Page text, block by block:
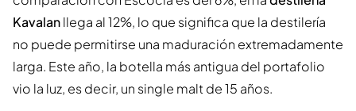
Kavalanllega al 12%, lo que significa que la destilería
no puede permitirse una maduración extremadamente
larga. Este año, la botella más antigua del portafolio
vio la luz, es decir, un single malt de 15 años.